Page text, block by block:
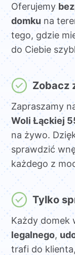
Oferujemy
domkuna
tego, gdzie
do Ciebie
Zobacz
Zapraszamy
Woli Łąckiej
na żywo.
sprawdzić
każdego z
Tylko
Każdy domek
legalnego,
trafi do